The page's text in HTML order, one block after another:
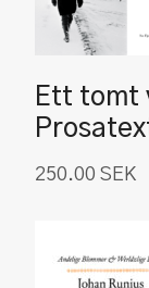
Ett tomt
250.00 SEK